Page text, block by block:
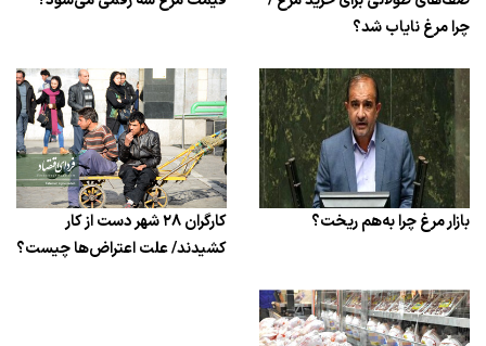
چرا مرغ نایاب شد؟
بازار مرغ چرا به‌هم ریخت؟
کارگران ۲۸ شهر دست از کار
کشیدند/ علت اعتراض‌ها چیست؟